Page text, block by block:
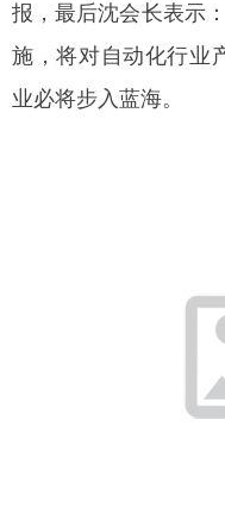
报，最后沈会长表示
施，将对自动化行业
业必将步入蓝海。